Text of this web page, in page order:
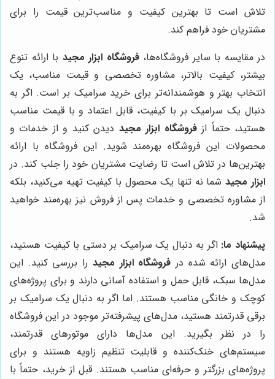
تلاش است تا بهترین کیفیت و مناسب‌ترین قیمت را برای
مشتریان خود فراهم کند.
در مقایسه با سایر فروشگاه‌ها،فروشگاه ابزار مجید با ارائه تنوع
بیشتر، کیفیت بالاتر، مشاوره تخصصی و قیمت مناسب، یک
انتخاب بهتر و هوشمندانه‌تر برای خرید سرامیک بر است. اگر به
دنبال یک سرامیک بر با کیفیت، قابل اعتماد و با قیمت مناسب
هستید، حتماً ازفروشگاه ابزار مجید دیدن کنید و از خدمات و
محصولات این فروشگاه بهره‌مند شوید. این فروشگاه با ارائه
بهترین‌ها در تلاش است تا رضایت مشتریان خود را جلب کند. در
ابزار مجیدشما نه تنها یک محصول با کیفیت تهیه می‌کنید، بلکه
از مشاوره تخصصی و خدمات پس از فروش نیز بهره‌مند خواهید
شد.
پیشنهاد ما: اگر به دنبال یک سرامیک بر دستی با کیفیت هستید،
مدل‌های ارائه شده در فروشگاه ابزار مجید را بررسی کنید. این
مدل‌ها سبک، قابل حمل و استفاده آسانی دارند و برای پروژه‌های
کوچک و خانگی مناسب هستند. اما اگر به دنبال یک سرامیک بر
برقی قدرتمند هستید، مدل‌های پیشرفته‌تر موجود در این فروشگاه
را در نظر بگیرید. این مدل‌ها دارای موتورهای قدرتمند،
سیستم‌های خنک‌کننده و قابلیت تنظیم زاویه هستند و برای
پروژه‌های بزرگتر و حرفه‌ای مناسب هستند. قبل از خرید، حتماً با